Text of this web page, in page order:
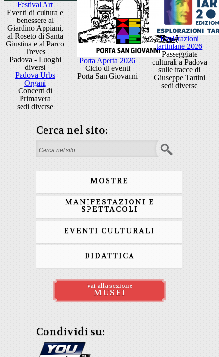
Festival Art
Eventi di cultura e
benessere al
Giardino Appiani,
al Roseto di Santa
Giustina e al Parco
Treves
Padova - Luoghi
diversi
Porta Aperta 2026
Ciclo di eventi
Porta San Giovanni
Esplorazioni
tartiniane 2026
Passeggiate
culturali a Padova
sulle tracce di
Giuseppe Tartini
sedi diverse
Padova Urbs
Organi
Concerti di
Primavera
sedi diverse
Cerca nel sito:
Form di ricerca
MOSTRE
MANIFESTAZIONI E
SPETTACOLI
EVENTI CULTURALI
DIDATTICA
Vai alla sezione
MUSEI
Condividi su: